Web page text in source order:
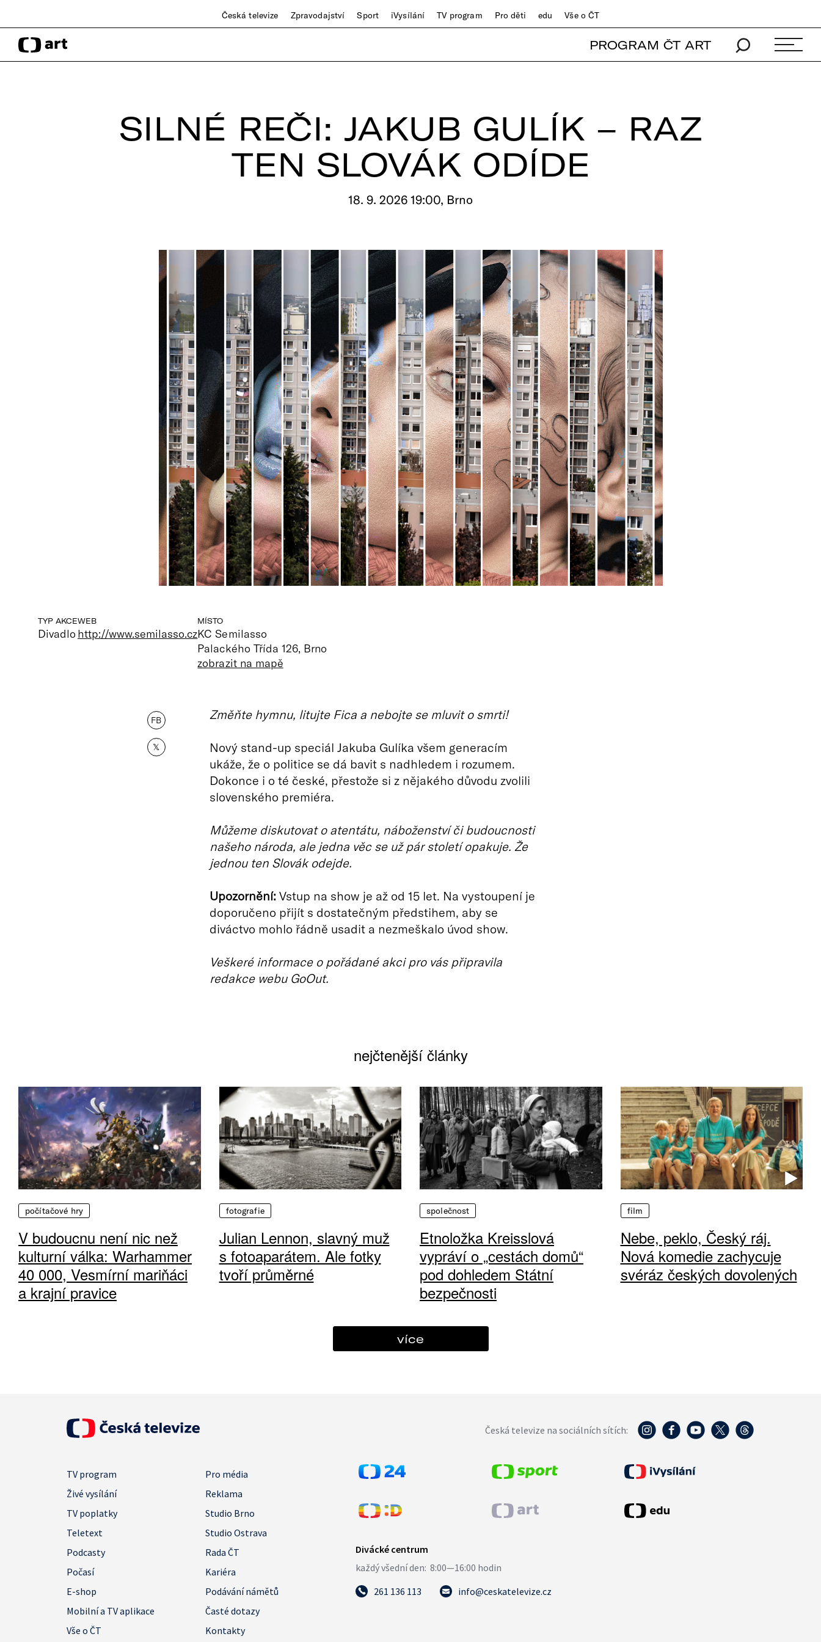
Česká televize Zpravodajství Sport iVysílání TV program Pro děti edu Vše o ČT
PROGRAM ČT ART
SILNÉ REČI: JAKUB GULÍK – RAZ
TEN SLOVÁK ODÍDE
18. 9. 2026 19:00, Brno
TYP AKCE
Divadlo
WEB
http://www.semilasso.cz
MÍSTO
KC Semilasso
Palackého Třída 126, Brno
zobrazit na mapě
FB
𝕏
Změňte hymnu, litujte Fica a nebojte se mluvit o smrti!
Nový stand-up speciál Jakuba Gulíka všem generacím
ukáže, že o politice se dá bavit s nadhledem i rozumem.
Dokonce i o té české, přestože si z nějakého důvodu zvolili
slovenského premiéra.
Můžeme diskutovat o atentátu, náboženství či budoucnosti
našeho národa, ale jedna věc se už pár století opakuje. Že
jednou ten Slovák odejde.
Upozornění:Vstup na show je až od 15 let. Na vystoupení je
doporučeno přijít s dostatečným předstihem, aby se
diváctvo mohlo řádně usadit a nezmeškalo úvod show.
Veškeré informace o pořádané akci pro vás připravila
redakce webu GoOut.
nejčtenější články
počítačové hry
V budoucnu není nic než
kulturní válka: Warhammer
40 000, Vesmírní mariňáci
a krajní pravice
fotografie
Julian Lennon, slavný muž
s fotoaparátem. Ale fotky
tvoří průměrné
společnost
Etnoložka Kreisslová
vypráví o „cestách domů“
pod dohledem Státní
bezpečnosti
film
Nebe, peklo, Český ráj.
Nová komedie zachycuje
svéráz českých dovolených
více
Česká televize na sociálních sítích:
TV program
Pro média
Živé vysílání
Reklama
TV poplatky
Studio Brno
Teletext
Studio Ostrava
Podcasty
Rada ČT
Počasí
Kariéra
E-shop
Podávání námětů
Mobilní a TV aplikace
Časté dotazy
Vše o ČT
Kontakty
261 136 113 info@ceskatelevize.cz